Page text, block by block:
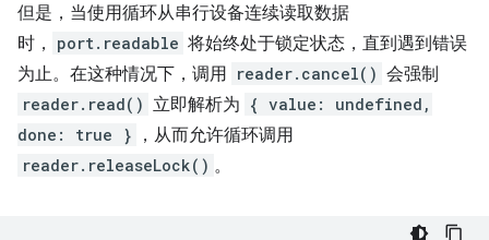
但是，当使用循环从串行设备连续读取数据
时，
port.readable 将始终处于锁定状态，直到遇到错误
为止。在这种情况下，调用 reader.cancel() 会强制
reader.read() 立即解析为 { value: undefined,
done: true }
，从而允许循环调用
reader.releaseLock() 。